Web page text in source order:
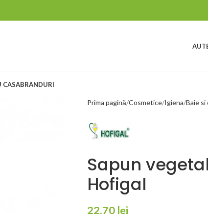
CASABRANDURI
Prima pagină Cosmetice Igiena Baie si
Sapun
Hofigal
22.70 lei